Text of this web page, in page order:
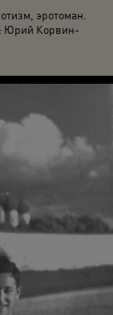
эротоман.
Юрий Корвин-